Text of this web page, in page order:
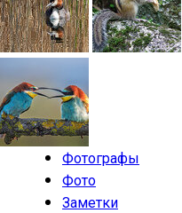
Фотографы
Фото
Заметки